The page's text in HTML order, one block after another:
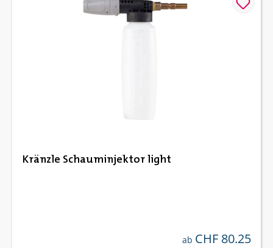
Kränzle Schauminjektor light
regulärer preis:
ab CHF 80.25